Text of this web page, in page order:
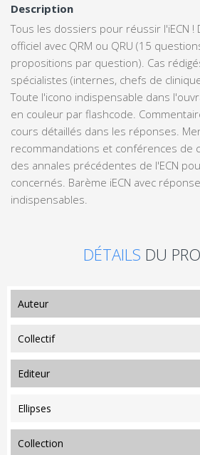
Description
Tous les dossiers pour réussir l'iECN
officiel avec QRM ou QRU (15
propositions par question). Cas
spécialistes (internes, chefs de
Toute l'icono indispensable dans
en couleur par flashcode.
cours détaillés dans les réponses.
recommandations et conférences de
des annales précédentes de l'ECN
concernés. Barème iECN avec
indispensables.
DÉTAILS DU
auteur
Collectif
editeur
Ellipses
collection